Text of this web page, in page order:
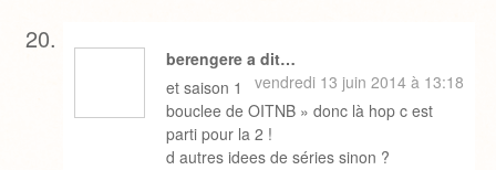
berengere a dit…
vendredi 13 juin 2014 à 13:18
et saison 1
bouclee de OITNB » donc là hop c est
parti pour la 2 !
d autres idees de séries sinon ?